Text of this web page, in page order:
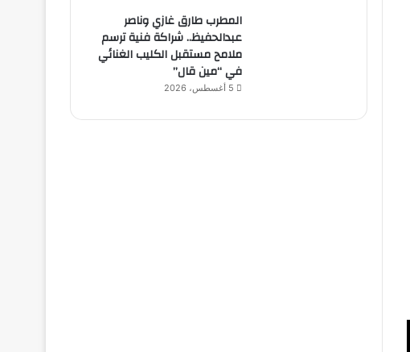
المطرب طارق غازي وناصر
عبدالحفيظ.. شراكة فنية ترسم
ملامح مستقبل الكليب الغنائي
في “مين قال”
5 أغسطس، 2026